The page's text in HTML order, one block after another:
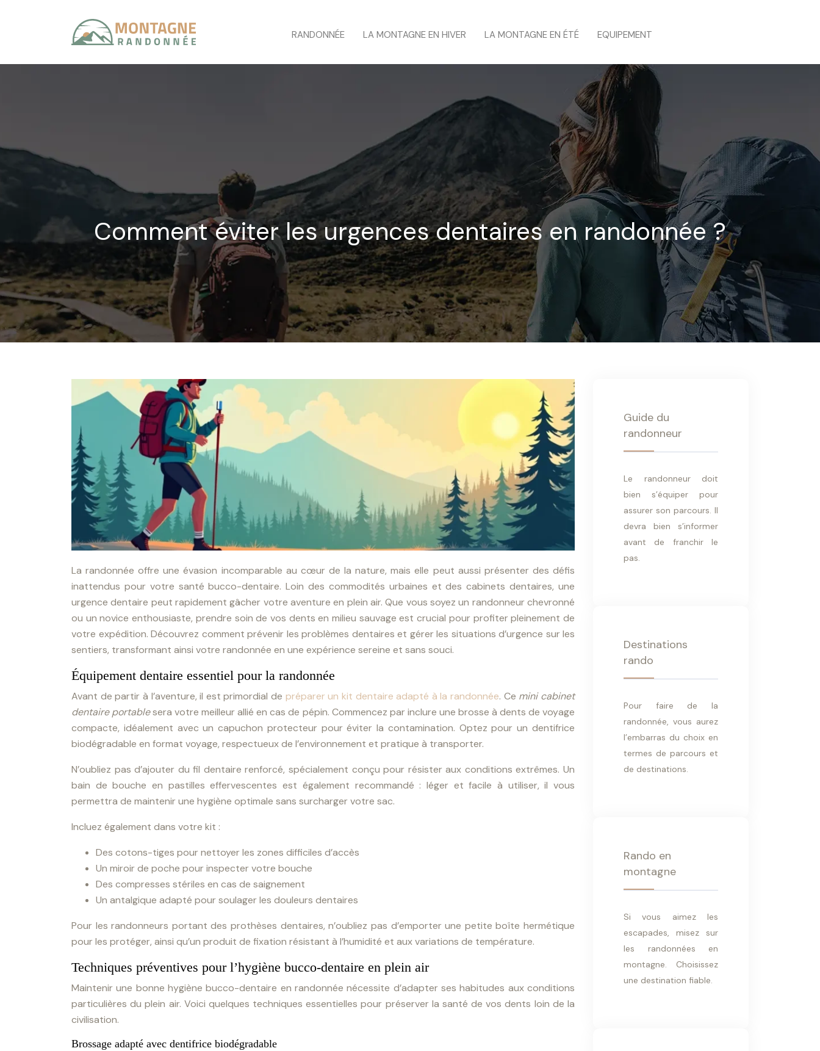
RANDONNÉE LA MONTAGNE EN HIVER LA MONTAGNE EN ÉTÉ EQUIPEMENT
Comment éviter les urgences dentaires en randonnée ?
La randonnée offre une évasion incomparable au cœur de la nature, mais elle peut aussi présenter des défis
inattendus pour votre santé bucco-dentaire. Loin des commodités urbaines et des cabinets dentaires, une
urgence dentaire peut rapidement gâcher votre aventure en plein air. Que vous soyez un randonneur chevronné
ou un novice enthousiaste, prendre soin de vos dents en milieu sauvage est crucial pour profiter pleinement de
votre expédition. Découvrez comment prévenir les problèmes dentaires et gérer les situations d’urgence sur les
sentiers, transformant ainsi votre randonnée en une expérience sereine et sans souci.
Équipement dentaire essentiel pour la randonnée
Avant de partir à l’aventure, il est primordial de préparer un kit dentaire adapté à la randonnée. Ce mini cabinet
dentaire portablesera votre meilleur allié en cas de pépin. Commencez par inclure une brosse à dents de voyage
compacte, idéalement avec un capuchon protecteur pour éviter la contamination. Optez pour un dentifrice
biodégradable en format voyage, respectueux de l’environnement et pratique à transporter.
N’oubliez pas d’ajouter du fil dentaire renforcé, spécialement conçu pour résister aux conditions extrêmes. Un
bain de bouche en pastilles effervescentes est également recommandé : léger et facile à utiliser, il vous
permettra de maintenir une hygiène optimale sans surcharger votre sac.
Incluez également dans votre kit :
Des cotons-tiges pour nettoyer les zones difficiles d’accès
Un miroir de poche pour inspecter votre bouche
Des compresses stériles en cas de saignement
Un antalgique adapté pour soulager les douleurs dentaires
Pour les randonneurs portant des prothèses dentaires, n’oubliez pas d’emporter une petite boîte hermétique
pour les protéger, ainsi qu’un produit de fixation résistant à l’humidité et aux variations de température.
Techniques préventives pour l’hygiène bucco-dentaire en plein air
Maintenir une bonne hygiène bucco-dentaire en randonnée nécessite d’adapter ses habitudes aux conditions
particulières du plein air. Voici quelques techniques essentielles pour préserver la santé de vos dents loin de la
civilisation.
Brossage adapté avec dentifrice biodégradable
Guide du
randonneur
Le randonneur doit
bien s’équiper pour
assurer son parcours. Il
devra bien s’informer
avant de franchir le
pas.
Destinations
rando
Pour faire de la
randonnée, vous aurez
l’embarras du choix en
termes de parcours et
de destinations.
Rando en
montagne
Si vous aimez les
escapades, misez sur
les randonnées en
montagne. Choisissez
une destination fiable.